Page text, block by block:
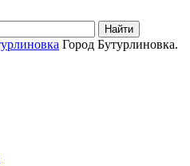
Найти
Город Бутурлиновка.